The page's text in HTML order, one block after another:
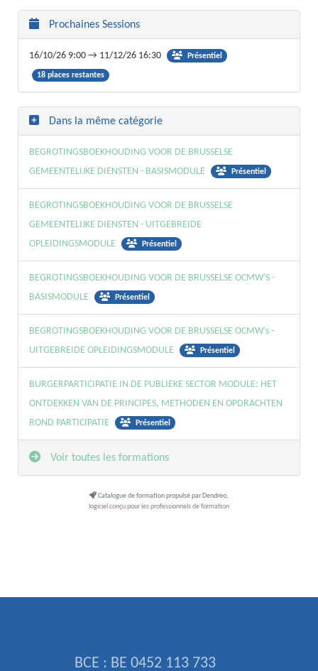
Prochaines Sessions
16/10/26 9:00 → 11/12/26 16:30 Présentiel
18 places restantes
Dans la même catégorie
BEGROTINGSBOEKHOUDING VOOR DE BRUSSELSE
GEMEENTELIJKE DIENSTEN - BASISMODULE
Présentiel
BEGROTINGSBOEKHOUDING VOOR DE BRUSSELSE
GEMEENTELIJKE DIENSTEN - UITGEBREIDE
OPLEIDINGSMODULE
Présentiel
BEGROTINGSBOEKHOUDING VOOR DE BRUSSELSE OCMW'S -
BASISMODULE
Présentiel
BEGROTINGSBOEKHOUDING VOOR DE BRUSSELSE OCMW’s -
UITGEBREIDE OPLEIDINGSMODULE
Présentiel
BURGERPARTICIPATIE IN DE PUBLIEKE SECTOR MODULE: HET
ONTDEKKEN VAN DE PRINCIPES, METHODEN EN OPDRACHTEN
ROND PARTICIPATIE
Présentiel
Voir toutes les formations
Catalogue de formation propulsé par Dendreo,
logiciel conçu pour les professionnels de formation
BCE : BE 0452 113 733